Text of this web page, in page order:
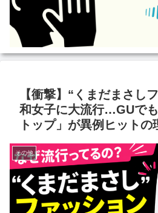
【衝撃】“くまだまさし
和女子に大流行…GUで
トップ」が異例ヒットの
その他